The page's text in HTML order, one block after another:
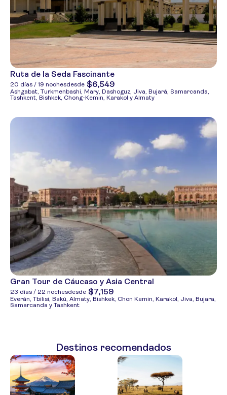
Ruta de la Seda Fascinante
20 días / 19 nochesdesde $6,549
Ashgabat, Turkmenbashi, Mary, Dashoguz, Jiva, Bujará, Samarcanda,
Tashkent, Bishkek, Chong-Kemin, Karakol y Almaty
Gran Tour de Cáucaso y Asia Central
23 días / 22 nochesdesde $7,159
Everán, Tbilisi, Bakú, Almaty, Bishkek, Chon Kemin, Karakol, Jiva, Bujara,
Samarcanda y Tashkent
Destinos recomendados